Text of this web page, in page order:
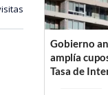
Gobierno
amplía
Tasa de